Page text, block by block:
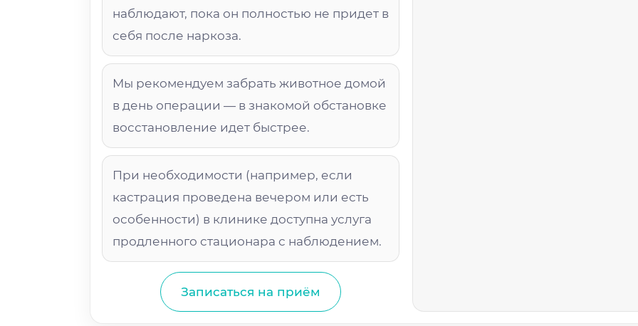
наблюдают, пока он полностью не придет в
себя после наркоза.
Мы рекомендуем забрать животное домой
в день операции — в знакомой обстановке
восстановление идет быстрее.
При необходимости (например, если
кастрация проведена вечером или есть
особенности) в клинике доступна услуга
продленного стационара с наблюдением.
Записаться на приём